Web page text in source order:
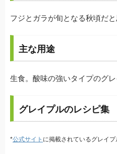
フジとガラが旬となる秋頃だ
主な用途
生食。酸味の強いタイプのグレ
グレイプルのレシピ集
*公式サイト に掲載されているグレイプ